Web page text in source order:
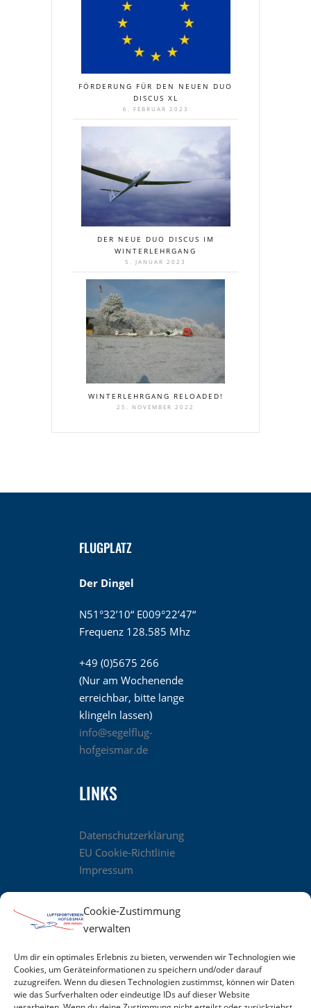
Cookie-Zustimmung
verwalten
Um dir ein optimales Erlebnis zu bieten, verwenden wir Technologien wie
Cookies, um Geräteinformationen zu speichern und/oder darauf
zuzugreifen. Wenn du diesen Technologien zustimmst, können wir Daten
wie das Surfverhalten oder eindeutige IDs auf dieser Website
FÖRDERUNG FÜR DEN NEUEN DUO
DISCUS XL
6. FEBRUAR 2023
DER NEUE DUO DISCUS IM
WINTERLEHRGANG
5. JANUAR 2023
WINTERLEHRGANG RELOADED!
25. NOVEMBER 2022
FLUGPLATZ
Der Dingel
N51°32’10“ E009°22’47“
Frequenz 128.585 Mhz
+49 (0)5675 266
(Nur am Wochenende
erreichbar, bitte lange
klingeln lassen)
info@segelflug-
hofgeismar.de
LINKS
Datenschutzerklärung
EU Cookie-Richtlinie
Impressum
UNSER TOLLES TEAM